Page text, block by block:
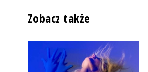
Zobacz także